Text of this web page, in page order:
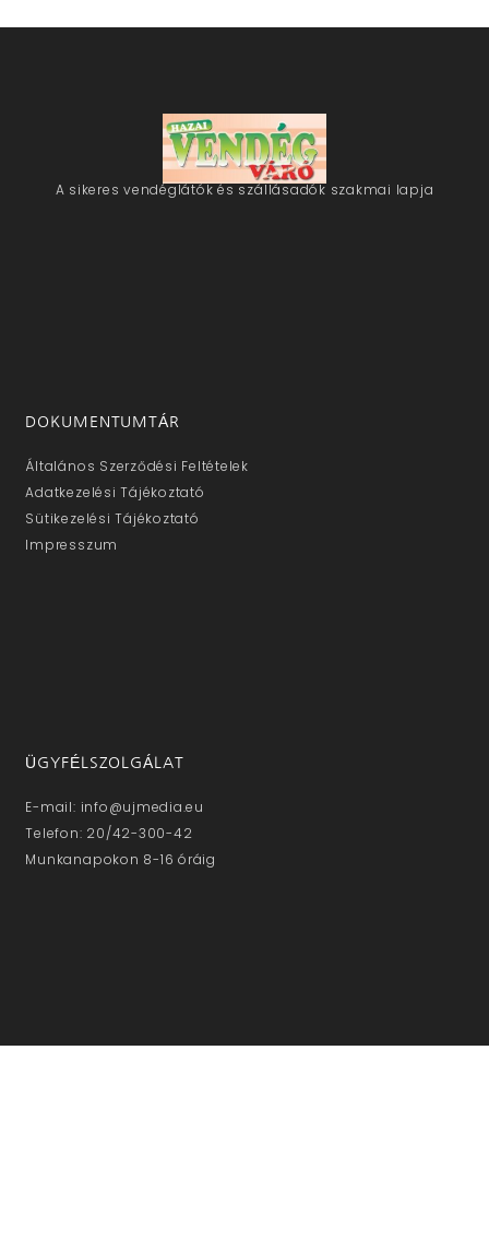
A sikeres vendéglátók és szállásadók szakmai lapja
DOKUMENTUMTÁR
Általános Szerződési Feltételek
Adatkezelési Tájékoztató
Sütikezelési Tájékoztató
Impresszum
ÜGYFÉLSZOLGÁLAT
E-mail: info@ujmedia.eu
Telefon: 20/42-300-42
Munkanapokon 8-16 óráig